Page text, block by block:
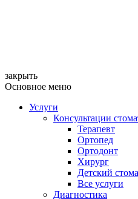
закрыть
Основное меню
Услуги
Консультации
Терапевт
Ортопед
Ортодонт
Хирург
Детский
Все услуги
Диагностика